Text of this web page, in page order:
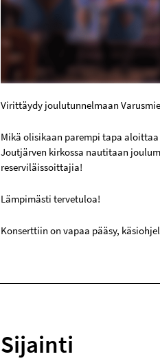
Virittäydy joulutunnelmaan
Mikä olisikaan parempi tapa
Joutjärven kirkossa nautitaan
reserviläissoittajia!
Lämpimästi tervetuloa!
Konserttiin on vapaa pääsy,
Sijainti